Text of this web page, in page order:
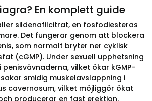
En komplett guide
sildenafilcitrat, en fosfodiesteras
Det fungerar genom att blockera
som normalt bryter ner cyklisk
(cGMP). Under sexuell upphetsning
vilket ökar kGMP-
smidig muskelavslappning i
cavernosum, vilket möjliggör ökat
producerar en fast erektion.